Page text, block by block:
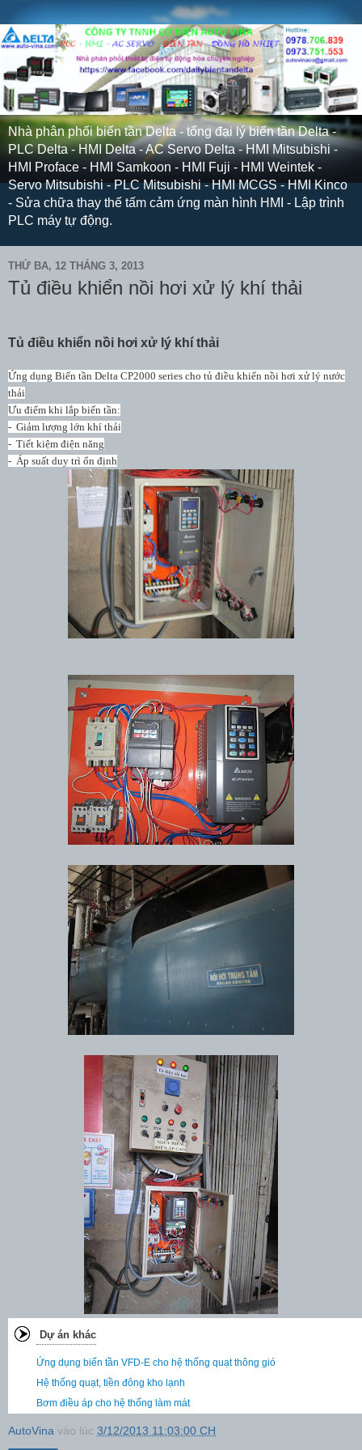
Nhà phân phối biến tần Delta - tổng đại lý biến tần Delta -
PLC Delta - HMI Delta - AC Servo Delta - HMI Mitsubishi -
HMI Proface - HMI Samkoon - HMI Fuji - HMI Weintek -
Servo Mitsubishi - PLC Mitsubishi - HMI MCGS - HMI Kinco
- Sửa chữa thay thế tấm cảm ứng màn hình HMI - Lập trình
PLC máy tự động.
THỨ BA, 12 THÁNG 3, 2013
Tủ điều khiển nồi hơi xử lý khí thải
Tủ điều khiển nồi hơi xử lý khí thải
Ứng dụng Biến tần Delta CP2000 series cho tủ điều khiển nồi hơi xử lý nước
thải
Ưu điểm khi lắp biến tần:
- Giảm lượng lớn khí thải
- Tiết kiệm điện năng
- Áp suất duy trì ổn định
Dự án khác
Ứng dụng biến tần VFD-E cho hệ thống quạt thông gió
Hệ thống quạt, tiền đông kho lạnh
Bơm điều áp cho hệ thống làm mát
AutoVina vào lúc 3/12/2013 11:03:00 CH